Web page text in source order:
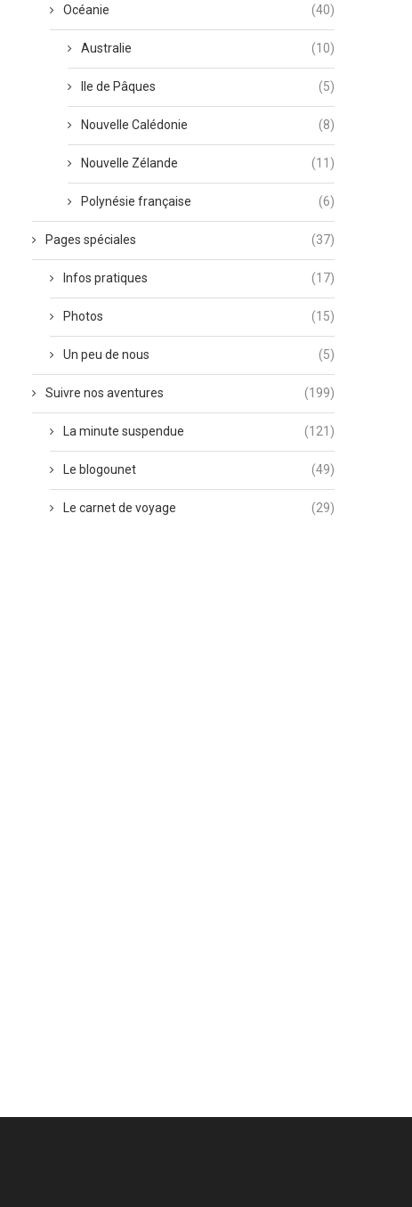
Océanie (40)
Australie (10)
Ile de Pâques (5)
Nouvelle Calédonie (8)
Nouvelle Zélande (11)
Polynésie française (6)
Pages spéciales (37)
Infos pratiques (17)
Photos (15)
Un peu de nous (5)
Suivre nos aventures (199)
La minute suspendue (121)
Le blogounet (49)
Le carnet de voyage (29)